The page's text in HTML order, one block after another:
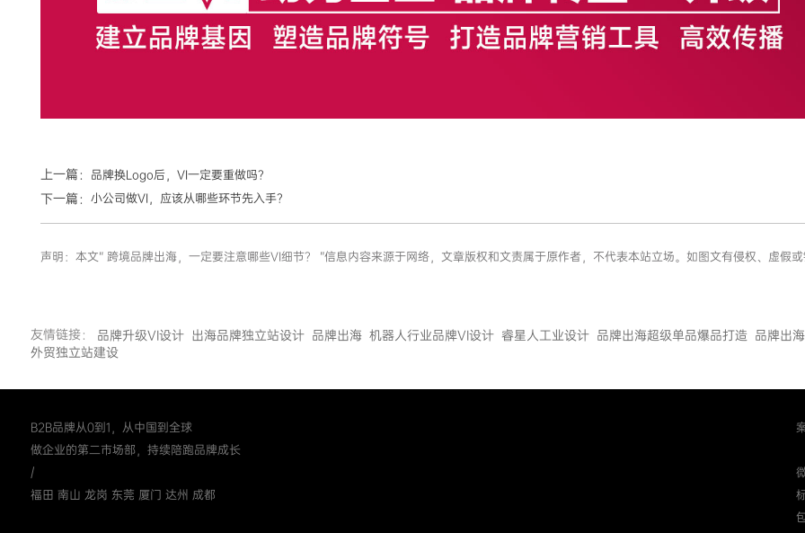
上一篇： 品牌换Logo后，VI一定要重做吗？
下一篇： 小公司做VI，应该从哪些环节先入手？
声明：本文“ 跨境品牌出海，一定要注意哪些VI细节？ ”信息内容来源于网络，文章版权和文责属于原作者，不代表本站立场。如图文有侵权、虚假
友情链接： 品牌升级VI设计 出海品牌独立站设计 品牌出海 机器人行业品牌VI设计 睿星人工业设计 品牌出海超级单品爆品打造 品牌出
外贸独立站建设
B2B品牌从0到1，从中国到全球
做企业的第二市场部，持续陪跑品牌成长
/
福田 南山 龙岗 东莞 厦门 达州 成都